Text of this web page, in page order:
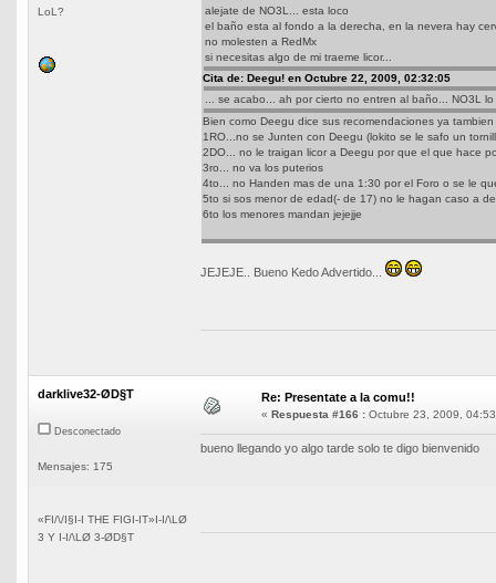
LoL?
alejate de NO3L... esta loco
el baño esta al fondo a la derecha, en la nevera hay
no molesten a RedMx
si necesitas algo de mi traeme licor...
Cita de: Deegu! en Octubre 22, 2009, 02:32:05
... se acabo... ah por cierto no entren al baño... NO3L
Bien como Deegu dice sus recomendaciones ya
1RO...no se Junten con Deegu (lokito se le safo un
2DO... no le traigan licor a Deegu por que el que hace
3ro... no va los puterios
4to... no Handen mas de una 1:30 por el Foro o se le
5to si sos menor de edad(- de 17) no le hagan caso a
6to los menores mandan jejejje
JEJEJE.. Bueno Kedo Advertido...
darklive32-ØD§T
Desconectado
Mensajes: 175
«FI/\/I§I-I THE FIGI-IT»I-I/\LØ
3 Y I-I/\LØ 3-ØD§T
Re: Presentate a la comu!!
« Respuesta #166 : Octubre 23, 2009,
bueno llegando yo algo tarde solo te digo bienvenido